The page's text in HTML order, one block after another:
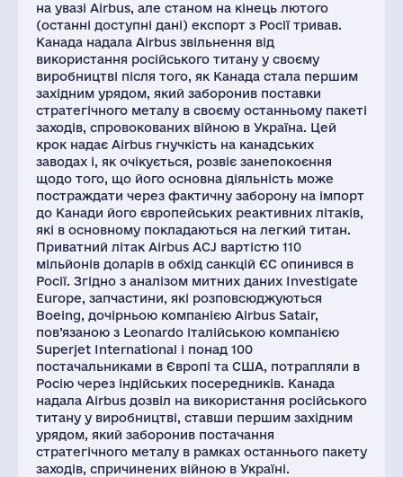
на увазі Airbus, але станом на кінець лютого
(останні доступні дані) експорт з Росії тривав.
Канада надала Airbus звільнення від
використання російського титану у своєму
виробництві після того, як Канада стала першим
західним урядом, який заборонив поставки
стратегічного металу в своєму останньому пакеті
заходів, спровокованих війною в Україна. Цей
крок надає Airbus гнучкість на канадських
заводах і, як очікується, розвіє занепокоєння
щодо того, що його основна діяльність може
постраждати через фактичну заборону на імпорт
до Канади його європейських реактивних літаків,
які в основному покладаються на легкий титан.
Приватний літак Airbus ACJ вартістю 110
мільйонів доларів в обхід санкцій ЄС опинився в
Росії. Згідно з аналізом митних даних Investigate
Europe, запчастини, які розповсюджуються
Boeing, дочірньою компанією Airbus Satair,
пов’язаною з Leonardo італійською компанією
Superjet International і понад 100
постачальниками в Європі та США, потрапляли в
Росію через індійських посередників. Канада
надала Airbus дозвіл на використання російського
титану у виробництві, ставши першим західним
урядом, який заборонив постачання
стратегічного металу в рамках останнього пакету
заходів, спричинених війною в Україні.